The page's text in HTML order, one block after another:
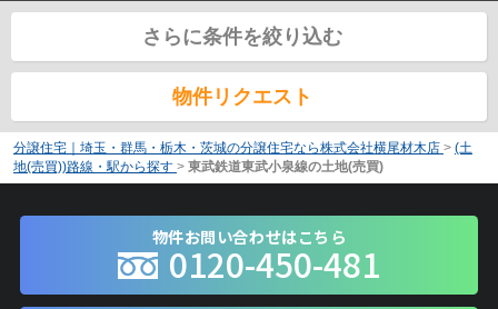
さらに条件を絞り込む
物件リクエスト
分譲住宅｜埼玉・群馬・栃木・茨城の分譲住宅なら株式会社横尾材木店 > (土
地(売買))路線・駅から探す > 東武鉄道東武小泉線の土地(売買)
物件お問い合わせはこちら
0120-450-481